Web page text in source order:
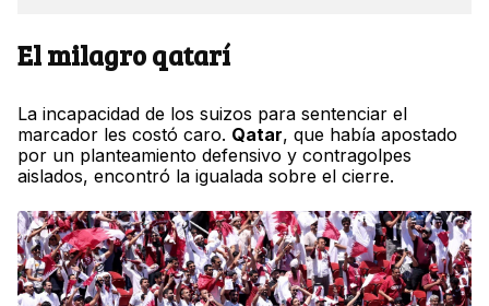
El milagro qatarí
La incapacidad de los suizos para sentenciar el
marcador les costó caro. Qatar, que había apostado
por un planteamiento defensivo y contragolpes
aislados, encontró la igualada sobre el cierre.